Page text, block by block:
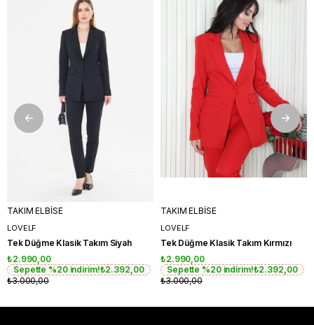
TAKIM ELBİSE
LOVELF
Tek Düğme Klasik Takım Siyah
₺2.990,00
Sepette %20 indirim!₺2.392,00
₺3.000,00
TAKIM ELBİSE
LOVELF
Tek Düğme Klasik Takım Kırmızı
₺2.990,00
Sepette %20 indirim!₺2.392,00
₺3.000,00